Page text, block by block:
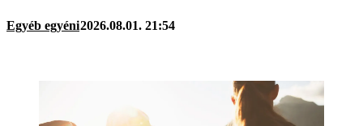
Egyéb egyéni2026.08.01. 21:54